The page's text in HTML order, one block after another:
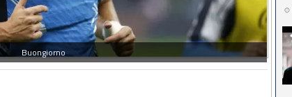
Buongiorno